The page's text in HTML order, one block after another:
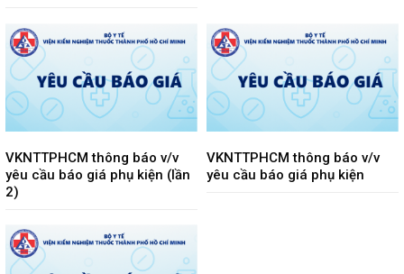
VKNTTPHCM thông báo v/v
yêu cầu báo giá phụ kiện (lần
2)
VKNTTPHCM thông báo v/v
yêu cầu báo giá phụ kiện